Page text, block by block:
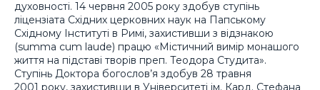
духовності. 14 червня 2005 року здобув ступінь
ліцензіата Східних церковних наук на Папському
Східному Інституті в Римі, захистивши з відзнакою
(summa cum laude) працю «Містичний вимір монашого
життя на підставі творів преп. Теодора Студита».
Ступінь Доктора богослов’я здобув 28 травня
2001 року, захистивши в Університеті ім. Кард. Стефана